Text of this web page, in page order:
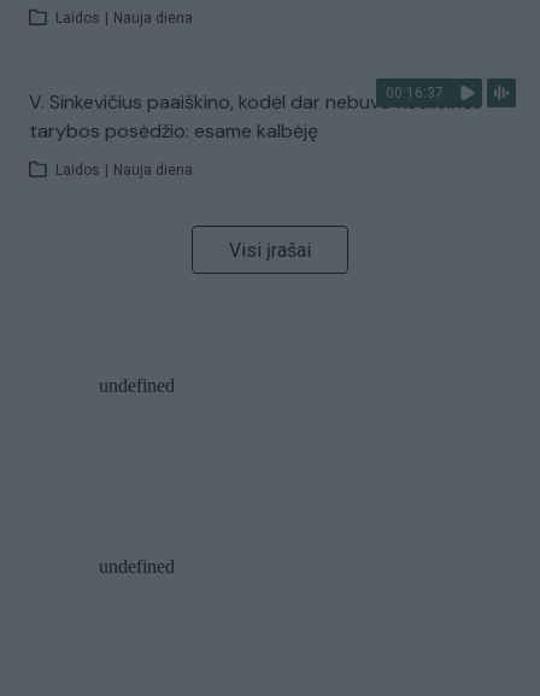
Laidos Nauja diena
00:16:37
V. Sinkevičius paaiškino, kodėl dar nebuvo Koalicinės
tarybos posėdžio: esame kalbėję
Laidos Nauja diena
Visi įrašai